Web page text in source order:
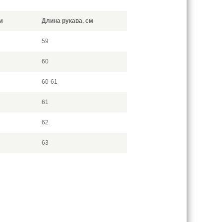
Длина рукава, см
59
60
60-61
61
62
63